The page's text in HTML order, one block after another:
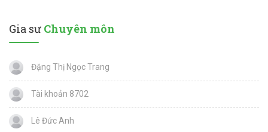
Gia sư Chuyên môn
Đặng Thị Ngọc Trang
Tài khoản 8702
Lê Đức Anh